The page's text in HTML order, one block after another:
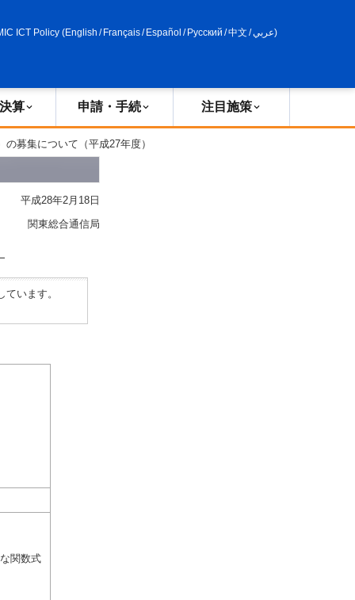
ICT Policy (English / Français/ Español / Русский /中文 /عربي)
算 申請・手続 注目施策
募集について（平成27年度）
平成28年2月18日
関東総合通信局
います。
関数式